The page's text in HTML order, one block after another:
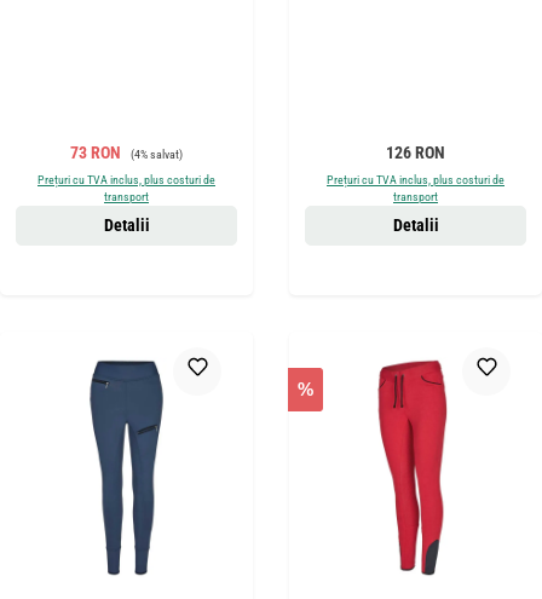
Preț de vânzare:
73 RON Preț obișnuit:
(4% salvat)
Prețuri cu TVA inclus, plus costuri de
transport
Detalii
Preț obișnuit:
126 RON
Prețuri cu TVA inclus, plus costuri de
transport
Detalii
%